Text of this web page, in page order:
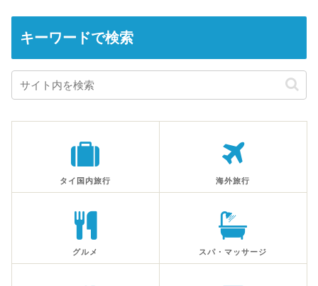
キーワードで検索
タイ国内旅行 海外旅行
グルメ スパ・マッサージ